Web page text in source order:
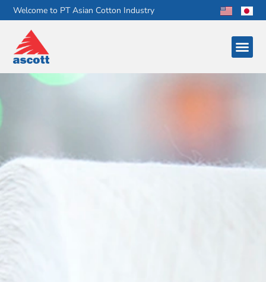
Welcome to PT Asian Cotton Industry